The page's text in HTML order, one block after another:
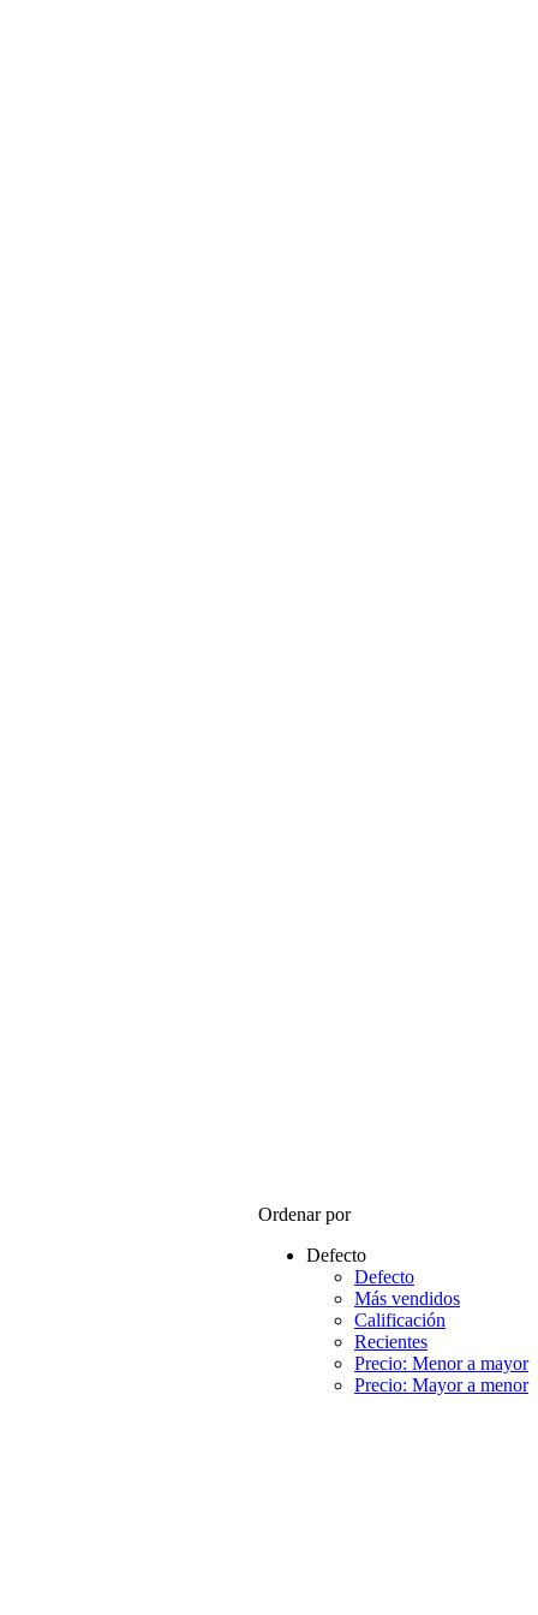
Ordenar por
Defecto
Defecto
Más vendidos
Calificación
Recientes
Precio: Menor a mayor
Precio: Mayor a menor